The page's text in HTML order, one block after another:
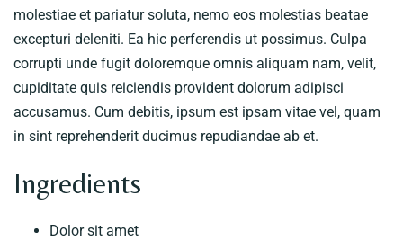
molestiae et pariatur soluta, nemo eos molestias beatae
excepturi deleniti. Ea hic perferendis ut possimus. Culpa
corrupti unde fugit doloremque omnis aliquam nam, velit,
cupiditate quis reiciendis provident dolorum adipisci
accusamus. Cum debitis, ipsum est ipsam vitae vel, quam
in sint reprehenderit ducimus repudiandae ab et.
Ingredients
Dolor sit amet